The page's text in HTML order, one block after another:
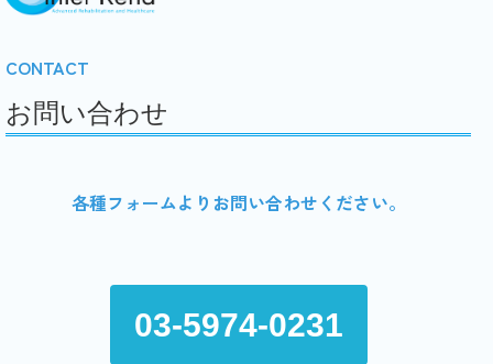
CONTACT
お問い合わせ
各種フォームよりお問い合わせください。
03-5974-0231